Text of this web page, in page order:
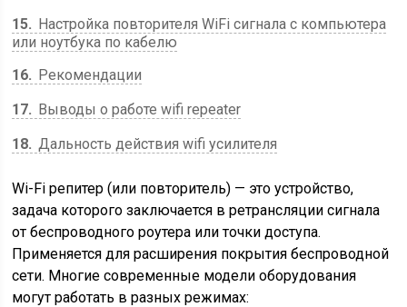
15
Настройка повторителя WiFi сигнала с компьютера
или ноутбука по кабелю
16
Рекомендации
17
Выводы о работе wifi repeater
18 Дальность действия wifi усилителя
Wi-Fi репитер (или повторитель) — это устройство,
задача которого заключается в ретрансляции сигнала
от беспроводного роутера или точки доступа.
Применяется для расширения покрытия беспроводной
сети. Многие современные модели оборудования
могут работать в разных режимах: